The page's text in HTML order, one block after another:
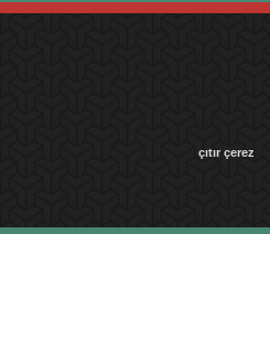
çıtır çerez